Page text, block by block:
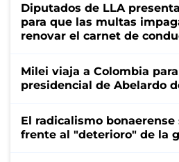
Diputados de LLA
para que las multas
renovar el carnet de
Milei viaja a Colombia
presidencial de Abelardo
El radicalismo
frente al "deterioro" de la